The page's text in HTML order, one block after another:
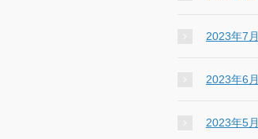
2023年7月
2023年6月
2023年5月